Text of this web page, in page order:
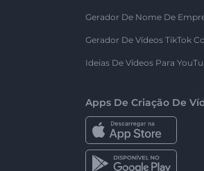
Gerador De Nome De
Gerador De Vídeos TikTok
Ideias De Vídeos Para
Apps De Criação De